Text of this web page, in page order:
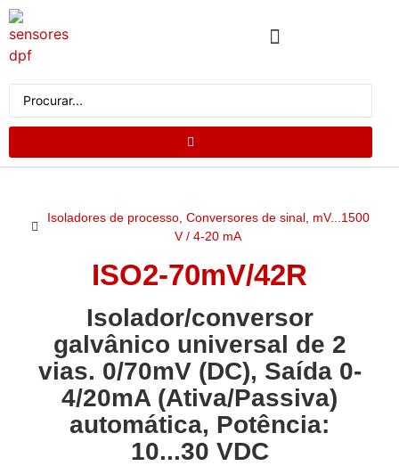
Isoladores de processo, Conversores de sinal, mV...1500
V / 4-20 mA
ISO2-70mV/42R
Isolador/conversor
galvânico universal de 2
vias. 0/70mV (DC), Saída 0-
4/20mA (Ativa/Passiva)
automática, Potência:
10...30 VDC